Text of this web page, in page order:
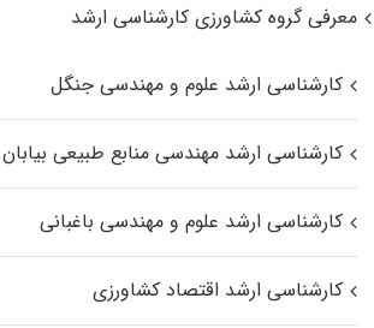
معرفی گروه کشاورزی کارشناسی ارشد
کارشناسی ارشد علوم و مهندسی جنگل
کارشناسی ارشد مهندسی منابع طبیعی
کارشناسی ارشد علوم و مهندسی باغبانی
کارشناسی ارشد اقتصاد کشاورزی